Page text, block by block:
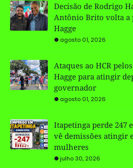
Decisão de Rodrigo
Antônio Brito volta a
Hagge
agosto 01, 2026
Ataques ao HCR
Hagge para atingir
governador
agosto 01, 2026
Itapetinga perde 247
vê demissões atingir
mulheres
julho 30, 2026